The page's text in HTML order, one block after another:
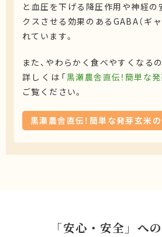
と血圧を下げる降圧作用や神経の
クスさせる効果のあるGABA（ギ
れています。
また、やわらかく食べやすくなる
詳しくは「黒瀬農舎直伝！簡単な
ご覧ください。
黒瀬農舎直伝！簡単な発芽玄米
「安心・安全」へ